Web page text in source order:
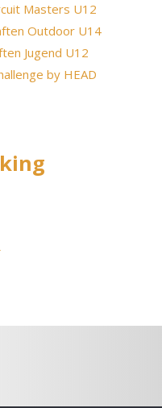
Masters U12
Outdoor U14
Jugend U12
by HEAD